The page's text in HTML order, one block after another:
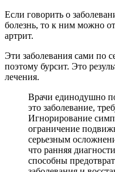
Если говорить о
болезнь, то к ним можно
артрит.
Эти заболевания сами по
поэтому бурсит. Это
лечения.
Врачи единодушно
это заболевание,
Игнорирование
ограничение
серьезным
что ранняя
способны